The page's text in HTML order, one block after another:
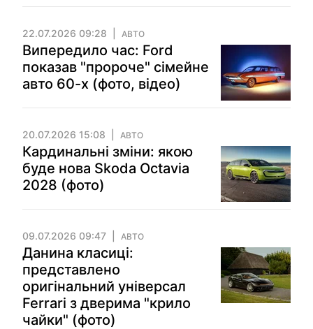
22.07.2026 09:28 АВТО
Випередило час: Ford
показав "пророче" сімейне
авто 60-х (фото, відео)
20.07.2026 15:08 АВТО
Кардинальні зміни: якою
буде нова Skoda Octavia
2028 (фото)
09.07.2026 09:47 АВТО
Данина класиці:
представлено
оригінальний універсал
Ferrari з дверима "крило
чайки" (фото)